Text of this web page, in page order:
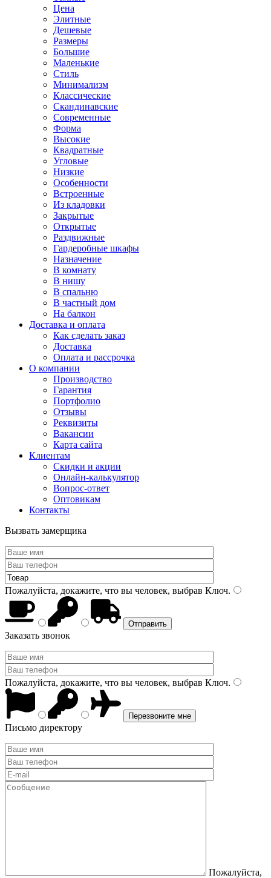
Цена
Элитные
Дешевые
Размеры
Большие
Маленькие
Стиль
Минимализм
Классические
Скандинавские
Современные
Форма
Высокие
Квадратные
Угловые
Низкие
Особенности
Встроенные
Из кладовки
Закрытые
Открытые
Раздвижные
Гардеробные шкафы
Назначение
В комнату
В нишу
В спальню
В частный дом
На балкон
Доставка и оплата
Как сделать заказ
Доставка
Оплата и рассрочка
О компании
Производство
Гарантия
Портфолио
Отзывы
Реквизиты
Вакансии
Карта сайта
Клиентам
Скидки и акции
Онлайн-калькулятор
Вопрос-ответ
Оптовикам
Контакты
Вызвать замерщика
Пожалуйста, докажите, что вы человек, выбрав Ключ.
Заказать звонок
Пожалуйста, докажите, что вы человек, выбрав Ключ.
Письмо директору
Пожалуйста,